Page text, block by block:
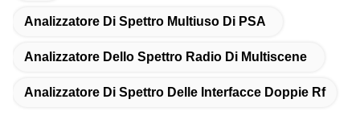
Analizzatore Di Spettro Multiuso Di PSA
Analizzatore Dello Spettro Radio Di Multiscene
Analizzatore Di Spettro Delle Interfacce Doppie Rf